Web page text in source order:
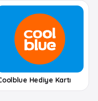
Hediye Kartı